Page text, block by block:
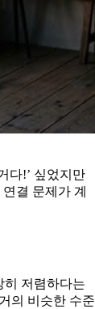
다!’ 싶었지만
결 문제가 계
히 저렴하다는
의 비슷한 수준